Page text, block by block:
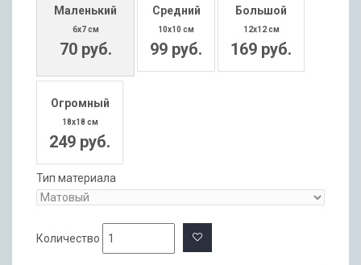
Маленький
6x7 см
70 руб.
Средний
10x10 см
99 руб.
Большой
12x12 см
169 руб.
Огромный
18x18 см
249 руб.
Тип материала
Количество